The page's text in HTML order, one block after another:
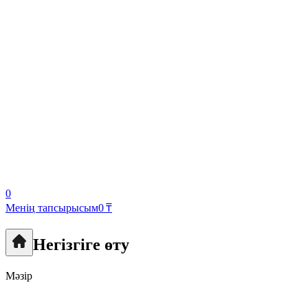
0
Менің тапсырысым0 ₸
Негізгіге өту
Мәзір